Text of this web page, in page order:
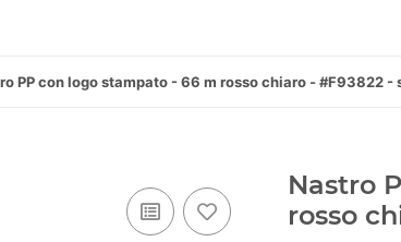
PP con logo stampato - 66 m rosso chiaro - #F93822
Nastro
rosso